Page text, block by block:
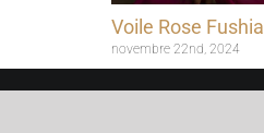
Voile Rose Fushia
novembre 22nd, 2024